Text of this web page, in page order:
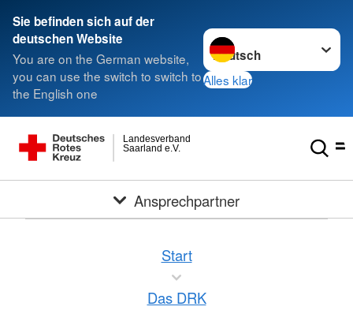
Sie befinden sich auf der
deutschen Website
You are on the German website,
you can use the switch to switch to
the English one
Sprache wechseln zu
Alles klar
Saarland e.V.
Landesverband
Ansprechpartner
Start
Das DRK